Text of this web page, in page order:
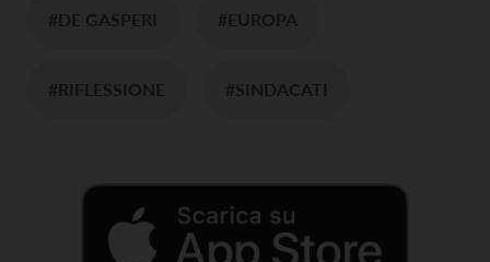
#DE GASPERI #EUROPA
#RIFLESSIONE #SINDACATI